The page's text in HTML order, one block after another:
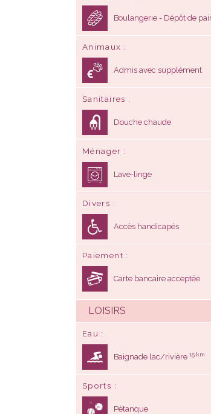
Boulangerie - Dépôt de
Animaux
Admis avec supplément
Sanitaires
Douche chaude
Ménager
Lave-linge
Divers
Accès handicapés
Paiement
Carte bancaire acceptée
LOISIRS
Eau
Baignade lac/rivière 15 km
Sports
Pétanque